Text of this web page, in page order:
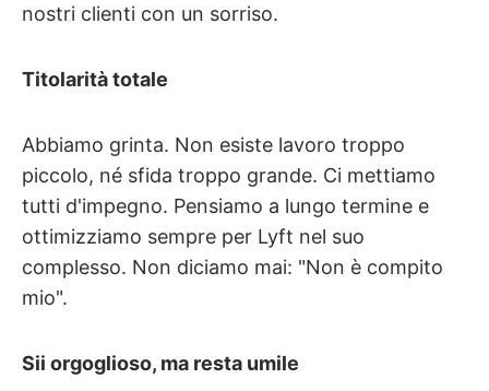
nostri clienti con un sorriso.
Titolarità totale
Abbiamo grinta. Non esiste lavoro troppo
piccolo, né sfida troppo grande. Ci mettiamo
tutti d'impegno. Pensiamo a lungo termine e
ottimizziamo sempre per Lyft nel suo
complesso. Non diciamo mai: "Non è compito
mio".
Sii orgoglioso, ma resta umile